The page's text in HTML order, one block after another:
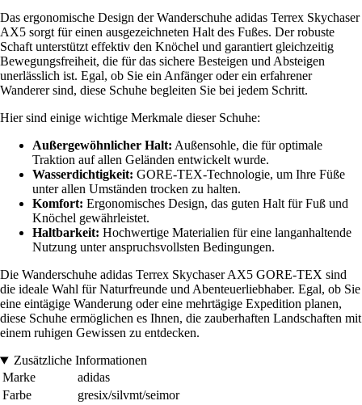
Das ergonomische Design der Wanderschuhe adidas Terrex Skychaser
AX5 sorgt für einen ausgezeichneten Halt des Fußes. Der robuste
Schaft unterstützt effektiv den Knöchel und garantiert gleichzeitig
Bewegungsfreiheit, die für das sichere Besteigen und Absteigen
unerlässlich ist. Egal, ob Sie ein Anfänger oder ein erfahrener
Wanderer sind, diese Schuhe begleiten Sie bei jedem Schritt.
Hier sind einige wichtige Merkmale dieser Schuhe:
Außergewöhnlicher Halt: Außensohle, die für optimale
Traktion auf allen Geländen entwickelt wurde.
Wasserdichtigkeit: GORE-TEX-Technologie, um Ihre Füße
unter allen Umständen trocken zu halten.
Komfort: Ergonomisches Design, das guten Halt für Fuß und
Knöchel gewährleistet.
Haltbarkeit: Hochwertige Materialien für eine langanhaltende
Nutzung unter anspruchsvollsten Bedingungen.
Die Wanderschuhe adidas Terrex Skychaser AX5 GORE-TEX sind
die ideale Wahl für Naturfreunde und Abenteuerliebhaber. Egal, ob Sie
eine eintägige Wanderung oder eine mehrtägige Expedition planen,
diese Schuhe ermöglichen es Ihnen, die zauberhaften Landschaften mit
einem ruhigen Gewissen zu entdecken.
Zusätzliche Informationen
Marke
adidas
Farbe
gresix/silvmt/seimor